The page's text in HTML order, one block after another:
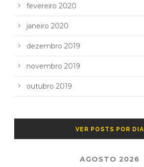
fevereiro 2020
janeiro 2020
dezembro 2019
novembro 2019
outubro 2019
VER POSTS POR DIA
AGOSTO 2026